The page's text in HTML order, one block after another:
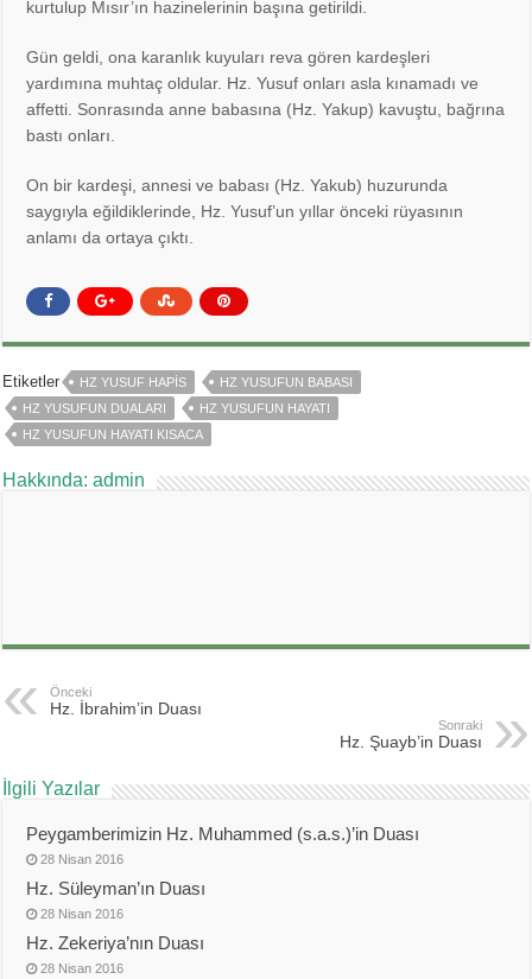
kurtulup Mısır’ın hazinelerinin başına getirildi.
Gün geldi, ona karanlık kuyuları reva gören kardeşleri
yardımına muhtaç oldular. Hz. Yusuf onları asla kınamadı ve
affetti. Sonrasında anne babasına (Hz. Yakup) kavuştu, bağrına
bastı onları.
On bir kardeşi, annesi ve babası (Hz. Yakub) huzurunda
saygıyla eğildiklerinde, Hz. Yusuf’un yıllar önceki rüyasının
anlamı da ortaya çıktı.
Etiketler HZ YUSUF HAPIS
HZ YUSUFUN BABASI
HZ YUSUFUN DUALARI
HZ YUSUFUN HAYATI
HZ YUSUFUN HAYATI KISACA
Hakkında: admin
Önceki
Hz. İbrahim’in Duası
Sonraki
Hz. Şuayb’in Duası
İlgili Yazılar
Peygamberimizin Hz. Muhammed (s.a.s.)’in Duası
28 Nisan 2016
Hz. Süleyman’ın Duası
28 Nisan 2016
Hz. Zekeriya’nın Duası
28 Nisan 2016